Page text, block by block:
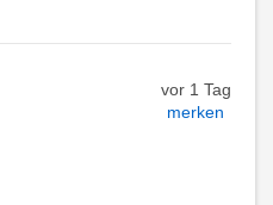
vor 1 Tag
merken